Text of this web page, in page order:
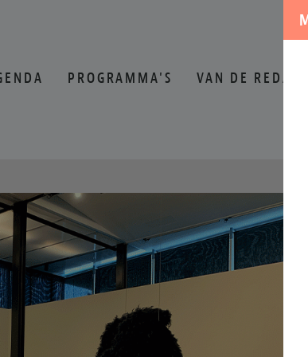
PROGRAMMA'S VAN DE